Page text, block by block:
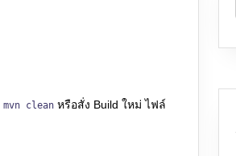
mvn clean หรือสั่ง Build ใหม่ ไฟล์